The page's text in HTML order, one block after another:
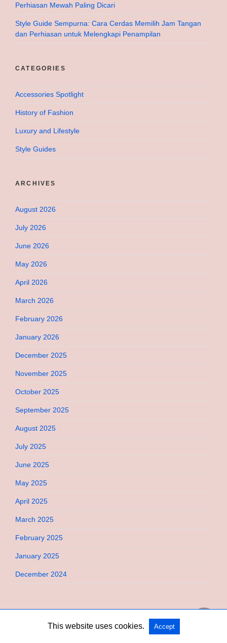
Perhiasan Mewah Paling Dicari
Style Guide Sempurna: Cara Cerdas Memilih Jam Tangan
dan Perhiasan untuk Melengkapi Penampilan
CATEGORIES
Accessories Spotlight
History of Fashion
Luxury and Lifestyle
Style Guides
ARCHIVES
August 2026
July 2026
June 2026
May 2026
April 2026
March 2026
February 2026
January 2026
December 2025
November 2025
October 2025
September 2025
August 2025
July 2025
June 2025
May 2025
April 2025
March 2025
February 2025
January 2025
December 2024
Copyright @ 2026 Bebimi All Rights Reserved
This website uses cookies. Accept